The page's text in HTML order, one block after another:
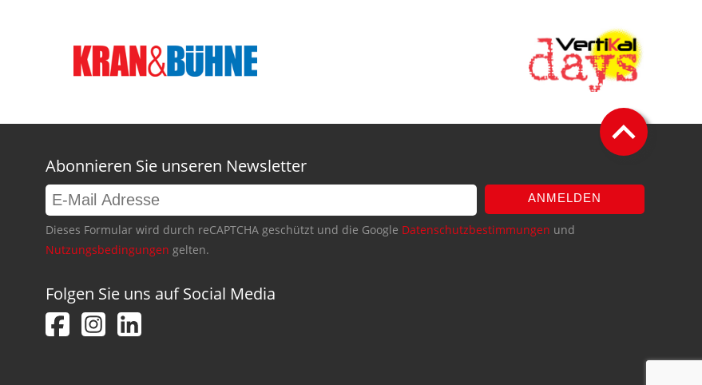
Abonnieren Sie unseren Newsletter
ANMELDEN
Dieses Formular wird durch reCAPTCHA geschützt und die Google Datenschutzbestimmungen und
Nutzungsbedingungen gelten.
Folgen Sie uns auf Social Media